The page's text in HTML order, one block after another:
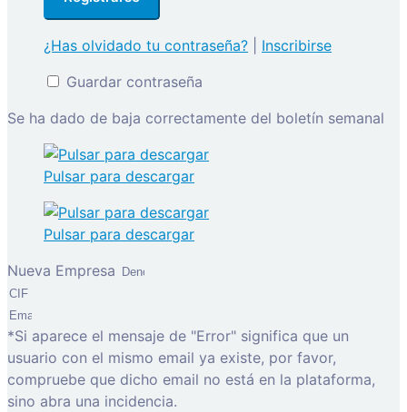
¿Has olvidado tu contraseña?
Inscribirse
Guardar contraseña
Se ha dado de baja correctamente del boletín semanal
Pulsar para descargar
Pulsar para descargar
Nueva Empresa
*Si aparece el mensaje de "Error" significa que un
usuario con el mismo email ya existe, por favor,
compruebe que dicho email no está en la plataforma,
sino abra una incidencia.